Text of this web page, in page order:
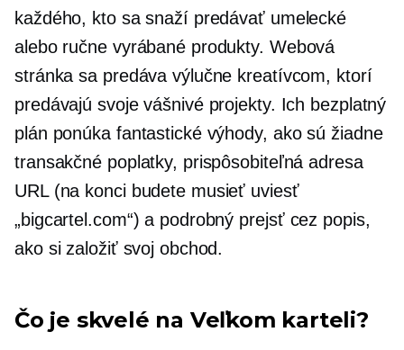
každého, kto sa snaží predávať umelecké
alebo ručne vyrábané produkty. Webová
stránka sa predáva výlučne kreatívcom, ktorí
predávajú svoje vášnivé projekty. Ich bezplatný
plán ponúka fantastické výhody, ako sú žiadne
transakčné poplatky, prispôsobiteľná adresa
URL (na konci budete musieť uviesť
„bigcartel.com“) a podrobný prejsť cez popis,
ako si založiť svoj obchod.
Čo je skvelé na Veľkom karteli?